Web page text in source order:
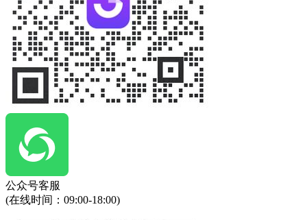
公众号客服
(在线时间： 09:00-18:00)